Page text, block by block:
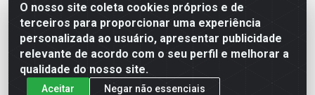
O nosso site coleta cookies próprios e de
terceiros para proporcionar uma experiência
personalizada ao usuário, apresentar publicidade
relevante de acordo com o seu perfil e melhorar a
qualidade do nosso site.
Aceitar Negar não essenciais
Hernandes - Atacado e Distribuições - Rodovia
Transacreana, 2155 - Floresta Sul, Rio Branco/AC - CEP
69.912-290 - CNPJ 12.996.556/0001-69